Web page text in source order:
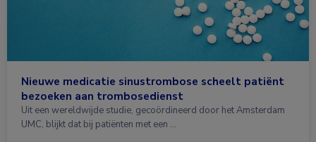
Nieuwe medicatie sinustrombose scheelt patiënt
bezoeken aan trombosedienst
Uit een wereldwijde studie, gecoördineerd door het Amsterdam
UMC, blijkt dat bij patiënten met een …